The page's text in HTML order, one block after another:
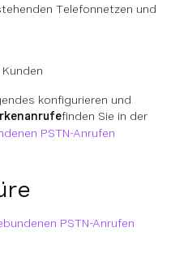
Telefonnetzen und
konfigurieren und
finden Sie in der
PSTN-Anrufen
PSTN-Anrufen